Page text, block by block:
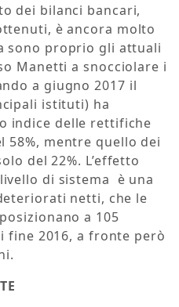
dei bilanci bancari,
è ancora molto
sono proprio gli attuali
Manetti a snocciolare i
a giugno 2017 il
istituti) ha
indice delle rettifiche
58%, mentre quello dei
del 22%. L’effetto
di sistema è una
netti, che le
a 105
fine 2016, a fronte però